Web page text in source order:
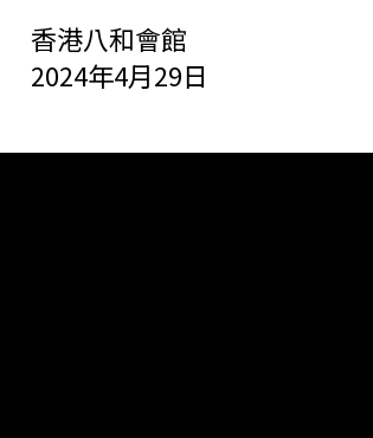
香港八和會館
2024年4月29日